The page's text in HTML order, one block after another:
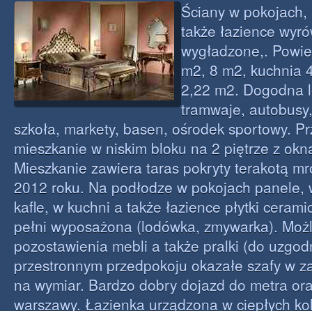
Ściany w
także łazience
wygładzone,.
m2, 8 m2, kuchnia
2,22 m2. Dogodna
tramwaje,
szkoła, markety, basen, ośrodek sportowy.
mieszkanie w niskim bloku na 2 piętrze z
Mieszkanie zawiera taras pokryty terakotą
2012 roku. Na podłodze w pokojach panele,
kafle, w kuchni a także łazience płytki
pełni wyposażona (lodówka, zmywarka).
pozostawienia mebli a także pralki (do
przestronnym przedpokoju okazałe szafy w
na wymiar. Bardzo dobry dojazd do metra
warszawy. Łazienka urządzona w ciepłych